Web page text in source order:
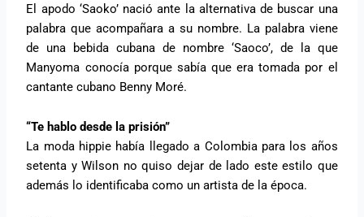
El apodo ‘Saoko’ nació ante la alternativa de buscar una
palabra que acompañara a su nombre. La palabra viene
de una bebida cubana de nombre ‘Saoco’, de la que
Manyoma conocía porque sabía que era tomada por el
cantante cubano Benny Moré.
“Te hablo desde la prisión”
La moda hippie había llegado a Colombia para los años
setenta y Wilson no quiso dejar de lado este estilo que
además lo identificaba como un artista de la época.